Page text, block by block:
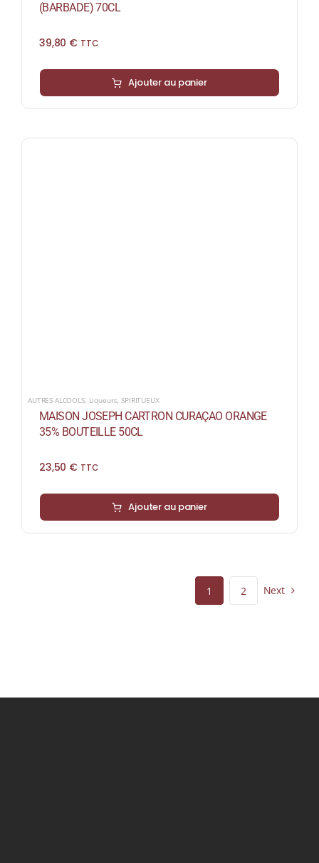
(BARBADE) 70CL
39,80 € TTC
Ajouter au panier
AUTRES ALCOOLS, Liqueurs,SPIRITUEUX
MAISON JOSEPH CARTRON CURAÇAO ORANGE
35% BOUTEILLE 50CL
23,50 € TTC
Ajouter au panier
1 2 Next